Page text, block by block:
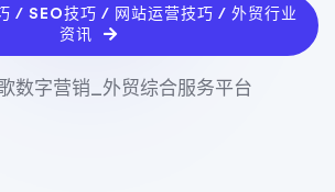
/ SEO技巧 / 网站运营技巧 / 外贸行业
资讯
数字营销_外贸综合服务平台